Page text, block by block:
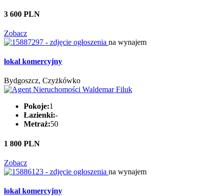
3 600 PLN
Zobacz
na wynajem
lokal komercyjny
Bydgoszcz, Czyżkówko
Pokoje:1
Łazienki:-
Metraż:50
1 800 PLN
Zobacz
na wynajem
lokal komercyjny